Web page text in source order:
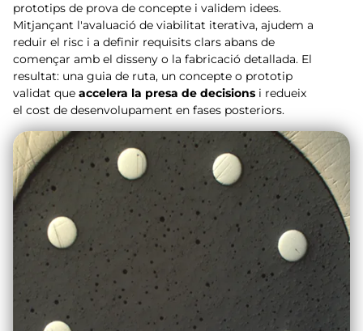
prototips de prova de concepte i validem idees.
Mitjançant l'avaluació de viabilitat iterativa, ajudem a
reduir el risc i a definir requisits clars abans de
començar amb el disseny o la fabricació detallada. El
resultat: una guia de ruta, un concepte o prototip
validat que accelera la presa de decisions i redueix
el cost de desenvolupament en fases posteriors.